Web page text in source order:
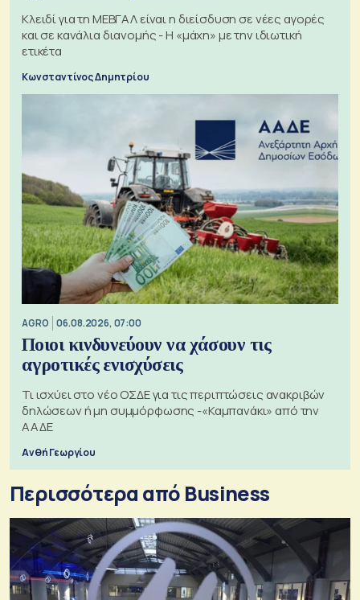
Κλειδί για τη ΜΕΒΓΑΛ είναι η διείσδυση σε νέες αγορές
και σε κανάλια διανομής - Η «μάχη» με την ιδιωτική
ετικέτα
Κωνσταντίνος Δημητρίου
AGRO 06.08.2026, 07:00
Ποιοι κινδυνεύουν να χάσουν τις
αγροτικές ενισχύσεις
Τι ισχύει στο νέο ΟΣΔΕ για τις περιπτώσεις ανακριβών
δηλώσεων ή μη συμμόρφωσης -«Καμπανάκι» από την
ΑΑΔΕ
Ανθή Γεωργίου
Περισσότερα από Business